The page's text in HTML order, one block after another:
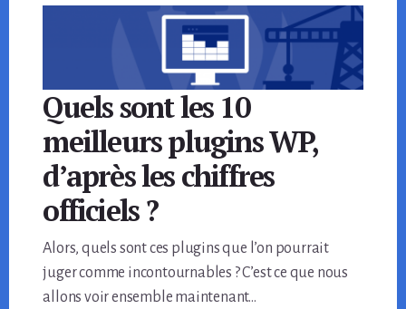
Quels sont les 10
meilleurs plugins WP,
d’après les chiffres
officiels ?
Alors, quels sont ces plugins que l’on pourrait
juger comme incontournables ? C’est ce que nous
allons voir ensemble maintenant…